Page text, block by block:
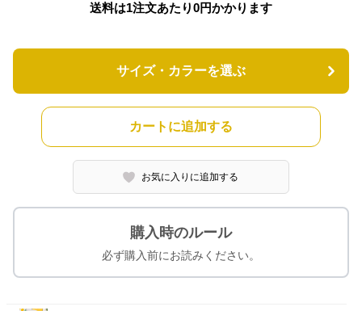
送料は1注文あたり0円かかります
サイズ・カラーを選ぶ
カートに追加する
お気に入りに追加する
購入時のルール
必ず購入前にお読みください。